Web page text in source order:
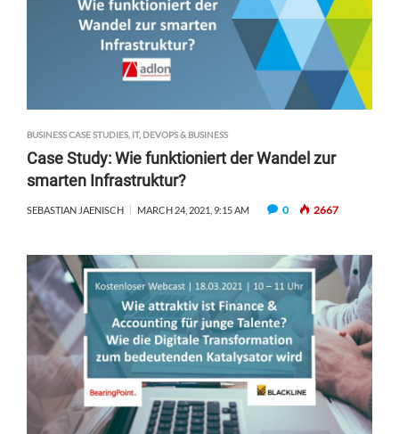
BUSINESS CASE STUDIES, IT, DEVOPS & BUSINESS
Case Study: Wie funktioniert der Wandel zur
smarten Infrastruktur?
SEBASTIAN JAENISCH MARCH 24, 2021, 9:15 AM 0 2667